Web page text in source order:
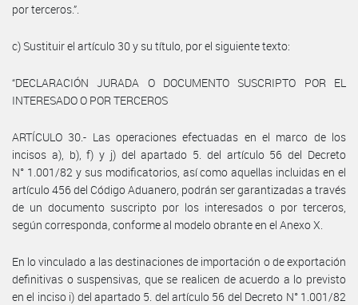
por terceros.”.
c) Sustituir el artículo 30 y su título, por el siguiente texto:
“DECLARACIÓN JURADA O DOCUMENTO SUSCRIPTO POR EL
INTERESADO O POR TERCEROS
ARTÍCULO 30.- Las operaciones efectuadas en el marco de los
incisos a), b), f) y j) del apartado 5. del artículo 56 del Decreto
N° 1.001/82 y sus modificatorios, así como aquellas incluidas en el
artículo 456 del Código Aduanero, podrán ser garantizadas a través
de un documento suscripto por los interesados o por terceros,
según corresponda, conforme al modelo obrante en el Anexo X.
En lo vinculado a las destinaciones de importación o de exportación
definitivas o suspensivas, que se realicen de acuerdo a lo previsto
en el inciso i) del apartado 5. del artículo 56 del Decreto N° 1.001/82